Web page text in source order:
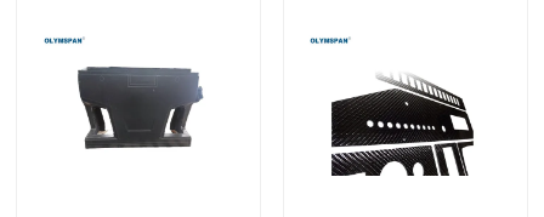
À propos de nous